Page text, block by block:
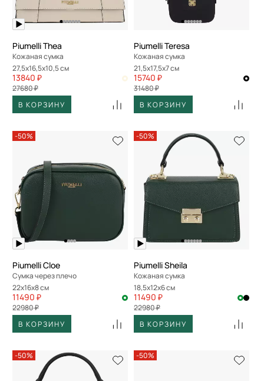
Piumelli Thea
Кожаная сумка
27,5x16,5x10,5 см
13840 ₽
27680 ₽
В КОРЗИНУ
Piumelli Teresa
Кожаная сумка
21,5x17,5x7 см
15740 ₽
31480 ₽
В КОРЗИНУ
-50%
Piumelli Cloe
Сумка через плечо
22x16x8 см
11490 ₽
22980 ₽
В КОРЗИНУ
-50%
Piumelli Sheila
Кожаная сумка
18,5x12x6 см
11490 ₽
22980 ₽
В КОРЗИНУ
-50% -50%